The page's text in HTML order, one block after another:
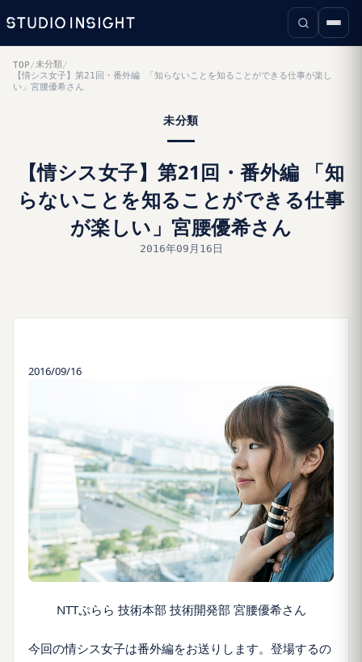
TOP /未分類 /
【情シス女子】第21回・番外編 「知らないことを知ることができる仕事が楽し
い」宮腰優希さん
未分類
【情シス女子】第21回・番外編 「知
らないことを知ることができる仕事
が楽しい」宮腰優希さん
2016年09月16日
2016/09/16
NTTぷらら 技術本部 技術開発部 宮腰優希さん
今回の情シス女子は番外編をお送りします。登場するの